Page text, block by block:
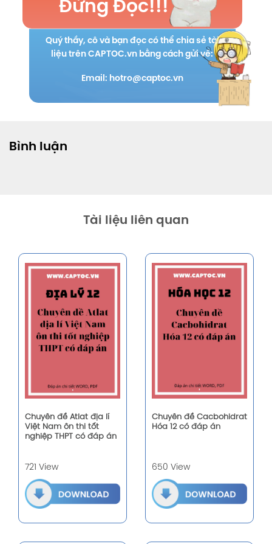
Đừng Đọc!!!
Quý thầy, cô và bạn đọc có thể chia sẻ tài
liệu trên CAPTOC.vn bằng cách gửi về:
Email: hotro@captoc.vn
Bình luận
Tài liệu liên quan
Chuyên đề Atlat địa lí
Việt Nam ôn thi tốt
nghiệp THPT có đáp án
721 View
Chuyên đề Cacbohidrat
Hóa 12 có đáp án
650 View